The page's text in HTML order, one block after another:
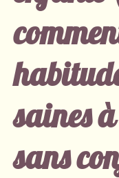
saines
sans